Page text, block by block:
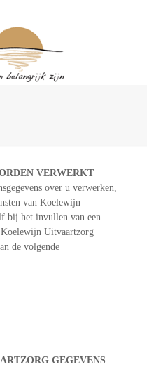
VERWERKT
over u verwerken,
van Koelewijn
bij het invullen van een
Uitvaartzorg
de volgende
GEGEVENS